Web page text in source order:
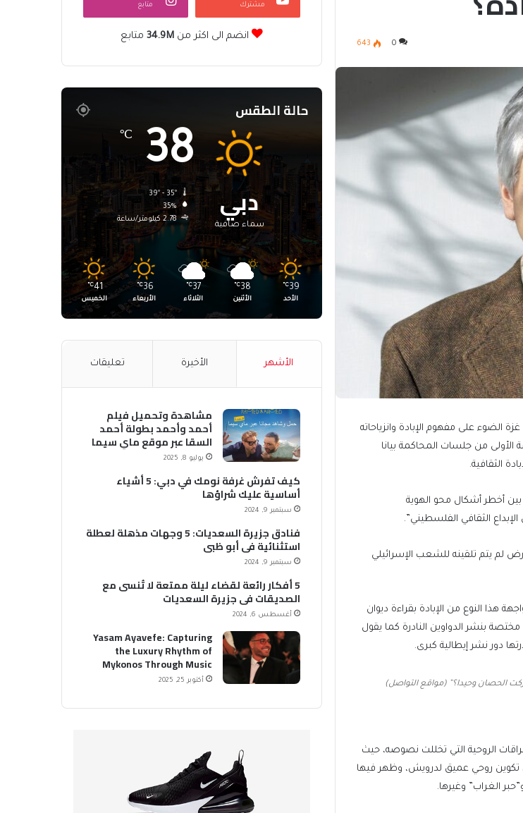
0
643
الضوء على مفهوم الإبادة وانزياحاته
الأولى من جلسات المحاكمة بيانا
الثقافية.
أخطر أشكال محو الهوية
الثقافي الفلسطيني”.
لم يتم تلقينه للشعب الإسرائيلي
هذا النوع من الإبادة بقراءة ديوان
بنشر الدواوين النادرة كما يقول
دور نشر إيطالية كبرى.
الحصان وحيدا؟” (مواقع التواصل)
الروحية التي تخللت نصوصه، حيث
الديوان 20 موضعا أبانت جميعها عن تكوين روحي عميق لدرويش، وظهر فيها
الغراب” وغيرها.
مشترك متابع
انضم الى اكثر من34.9M متابع
حالة الطقس
دبي
سماء صافية
38
℃
35%
2.78 كيلومتر/ساعة
39
℃
الأحد
38
℃
الأثنين
37
℃
الثلاثاء
36
℃
الأربعاء
41
℃
الخميس
الأشهر الأخيرة تعليقات
مشاهدة وتحميل فيلم
أحمد وأحمد بطولة أحمد
السقا عبر موقع ماي سيما
MyCima (وي سيما WeCima)
يوليو 8, 2025
كيف تفرش غرفة نومك في دبي: 5 أشياء
أساسية عليك شراؤها
سبتمبر 9, 2024
فنادق جزيرة السعديات: 5 وجهات مذهلة لعطلة
استثنائية في أبو ظبي
سبتمبر 9, 2024
5 أفكار رائعة لقضاء ليلة ممتعة لا تُنسى مع
الصديقات في جزيرة السعديات
أغسطس 6, 2024
Yasam Ayavefe: Capturing
the Luxury Rhythm of
Mykonos Through Music
أكتوبر 25, 2025